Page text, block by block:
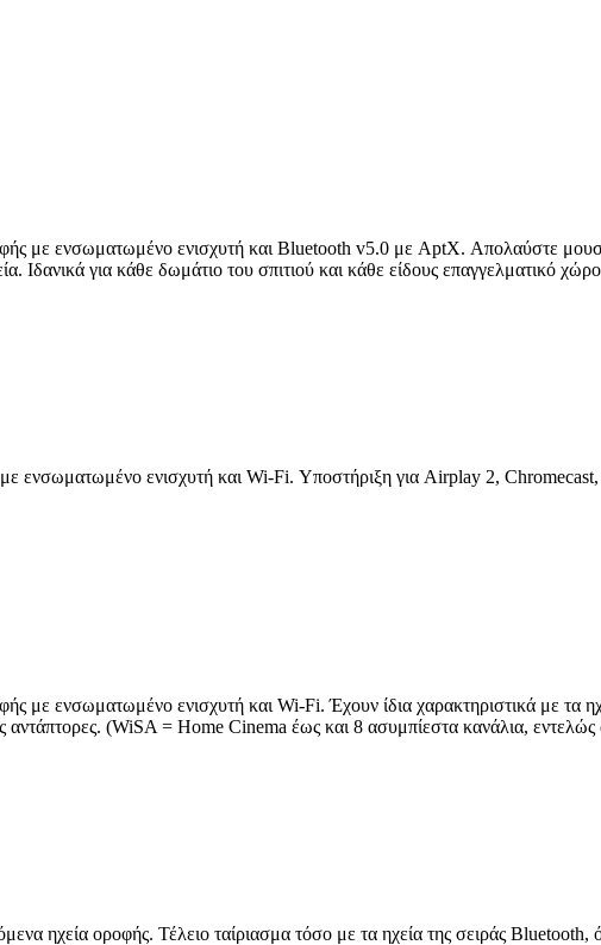
με ενσωματωμένο ενισχυτή και Bluetooth v5.0 με AptX. Απολαύστε
Ιδανικά για κάθε δωμάτιο του σπιτιού και κάθε είδους επαγγελματικό
με ενσωματωμένο ενισχυτή και Wi-Fi. Υποστήριξη για Airplay 2,
με ενσωματωμένο ενισχυτή και Wi-Fi. Έχουν ίδια χαρακτηριστικά με
αντάπτορες. (WiSA = Home Cinema έως και 8 ασυμπίεστα κανάλια,
ηχεία οροφής. Τέλειο ταίριασμα τόσο με τα ηχεία της σειράς